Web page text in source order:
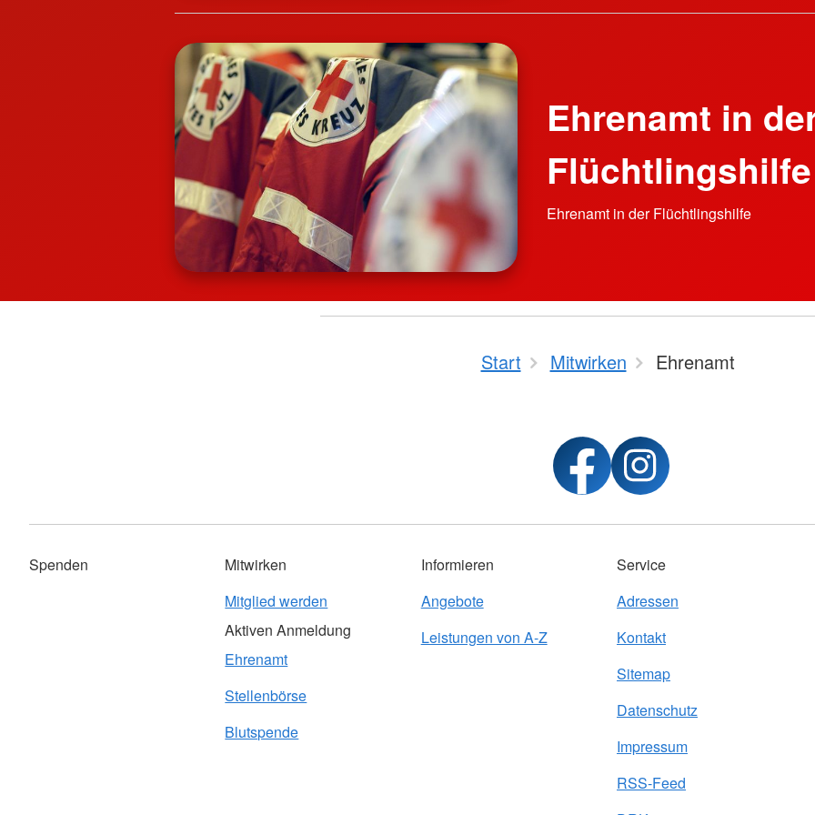
Ehrenamt in
Flüchtlingshilfe
Ehrenamt in der Flüchtlingshilfe
Start Mitwirken Ehrenamt
Spenden
Mitwirken
Mitglied werden
Aktiven Anmeldung
Ehrenamt
Stellenbörse
Blutspende
Informieren
Angebote
Leistungen von A-Z
Service
Adressen
Kontakt
Sitemap
Datenschutz
Impressum
RSS-Feed